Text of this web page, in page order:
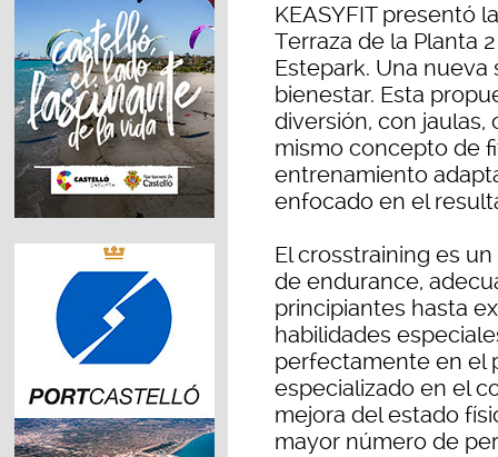
KEASYFIT presentó
Terraza de la Planta
Estepark. Una
bienestar. Esta
diversión, con jaulas,
mismo concepto de
entrenamiento
enfocado en el
El crosstraining es
de endurance,
principiantes hasta
habilidades
perfectamente en el
especializado en el
mejora del estado
mayor número de